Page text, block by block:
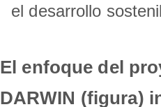
el desarrollo
El enfoque del
DARWIN (figura)